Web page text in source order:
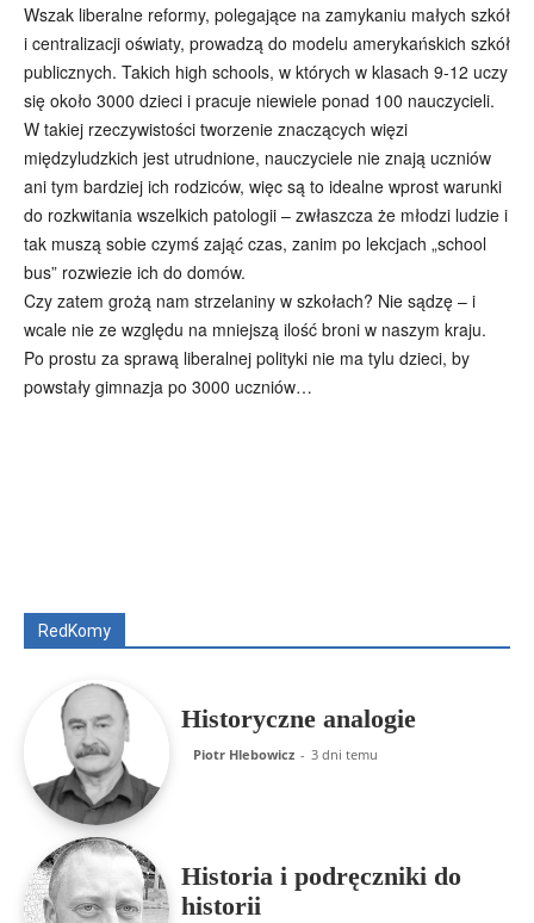
Wszak liberalne reformy, polegające na zamykaniu małych szkół
i centralizacji oświaty, prowadzą do modelu amerykańskich szkół
publicznych. Takich high schools, w których w klasach 9-12 uczy
się około 3000 dzieci i pracuje niewiele ponad 100 nauczycieli.
W takiej rzeczywistości tworzenie znaczących więzi
międzyludzkich jest utrudnione, nauczyciele nie znają uczniów
ani tym bardziej ich rodziców, więc są to idealne wprost warunki
do rozkwitania wszelkich patologii – zwłaszcza że młodzi ludzie i
tak muszą sobie czymś zająć czas, zanim po lekcjach „school
bus” rozwiezie ich do domów.
Czy zatem grożą nam strzelaniny w szkołach? Nie sądzę – i
wcale nie ze względu na mniejszą ilość broni w naszym kraju.
Po prostu za sprawą liberalnej polityki nie ma tylu dzieci, by
powstały gimnazja po 3000 uczniów…
RedKomy
Historyczne analogie
Piotr Hlebowicz - 3 dni temu
Historia i podręczniki do
historii